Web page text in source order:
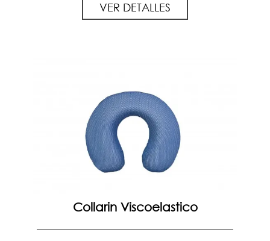
VER DETALLES
Collarin Viscoelastico